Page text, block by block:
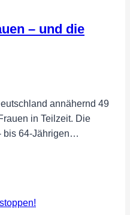
– und die
annähernd 49
in Teilzeit. Die
bis 64-Jährigen…